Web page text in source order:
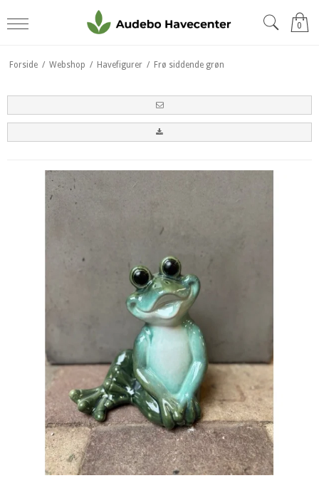
0
Forside / Webshop / Havefigurer / Frø siddende grøn